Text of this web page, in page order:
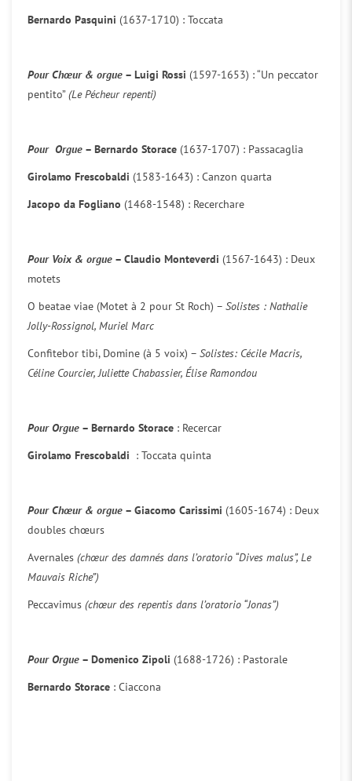
Bernardo Pasquini (1637-1710) : Toccata
Pour Chœur & orgue – Luigi Rossi (1597-1653) : “Un peccator
pentito”(Le Pécheur repenti)
Pour Orgue – Bernardo Storace (1637-1707) : Passacaglia
Girolamo Frescobaldi (1583-1643) : Canzon quarta
Jacopo da Fogliano (1468-1548) : Recerchare
Pour Voix & orgue – Claudio Monteverdi (1567-1643) : Deux
motets
O beatae viae (Motet à 2 pour St Roch) – Solistes : Nathalie
Jolly-Rossignol, Muriel Marc
Confitebor tibi, Domine (à 5 voix) – Solistes: Cécile Macris,
Céline Courcier, Juliette Chabassier, Élise Ramondou
Pour Orgue – Bernardo Storace : Recercar
Girolamo Frescobaldi : Toccata quinta
Pour Chœur & orgue – Giacomo Carissimi (1605-1674) : Deux
doubles chœurs
Avernales (chœur des damnés dans l’oratorio “Dives malus”, Le
Mauvais Riche”)
Peccavimus (chœur des repentis dans l’oratorio “Jonas”)
Pour Orgue – Domenico Zipoli (1688-1726) : Pastorale
Bernardo Storace : Ciaccona